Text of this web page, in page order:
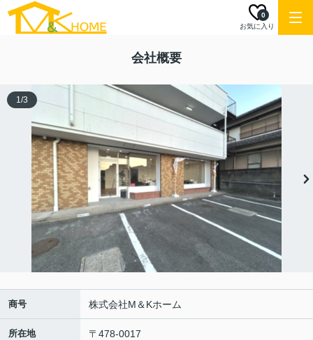
お気に入り
0
会社概要
1/3
商号 株式会社M＆Kホーム
所在地
〒478-0017